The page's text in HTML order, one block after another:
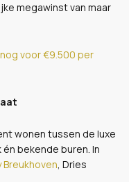
megawinst van maar
voor €9.500 per
wonen tussen de luxe
bekende buren. In
Breukhoven, Dries